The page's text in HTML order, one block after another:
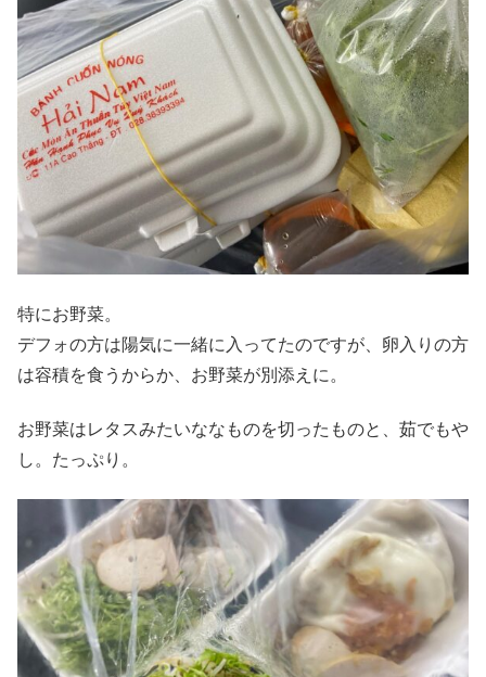
特にお野菜。
デフォの方は陽気に一緒に入ってたのですが、卵入りの方
は容積を食うからか、お野菜が別添えに。
お野菜はレタスみたいななものを切ったものと、茹でもや
し。たっぷり。